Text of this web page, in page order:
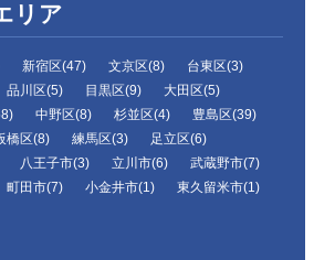
リア
新宿区(47) 文京区(8)
台東区(3)
品川区(5) 目黒区(9)
大田区(5)
中野区(8) 杉並区(4)
豊島区(39)
橋区(8) 練馬区(3)
足立区(6)
八王子市(3) 立川市(6)
武蔵野市(7)
町田市(7) 小金井市(1)
東久留米市(1)